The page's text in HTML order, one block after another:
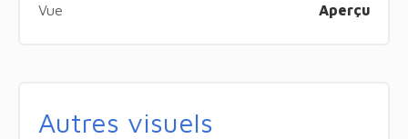
Vue Aperçu
Autres visuels